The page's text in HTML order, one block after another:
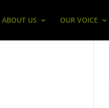
ABOUT US OUR VOICE